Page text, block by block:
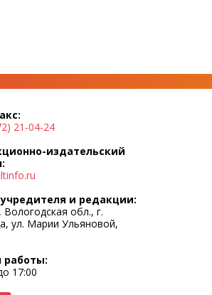
21-04-24
издательский
и редакции:
Вологодская обл., г.
ул. Марии Ульяновой,
работы:
17:00